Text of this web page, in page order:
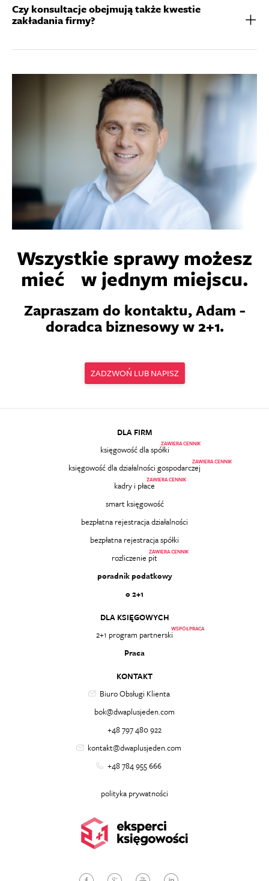
Czy konsultacje obejmują także kwestie
zakładania firmy?
Wszystkie sprawy możesz
mieć w jednym miejscu.
Zapraszam do kontaktu, Adam -
doradca biznesowy w 2+1.
ZADZWOŃ LUB NAPISZ
DLA FIRM
księgowość dla spółki
ZAWIERA CENNIK
księgowość dla działalności gospodarczej
ZAWIERA CENNIK
kadry i płace
ZAWIERA CENNIK
smart księgowość
bezpłatna rejestracja działalności
bezpłatna rejestracja spółki
rozliczenie pit
ZAWIERA CENNIK
poradnik podatkowy
o 2+1
DLA KSIĘGOWYCH
2+1 program partnerski
WSPÓŁPRACA
Praca
KONTAKT
Biuro Obsługi Klienta
bok@dwaplusjeden.com
+48 797 480 922
kontakt@dwaplusjeden.com
+48 784 955 666
polityka prywatności